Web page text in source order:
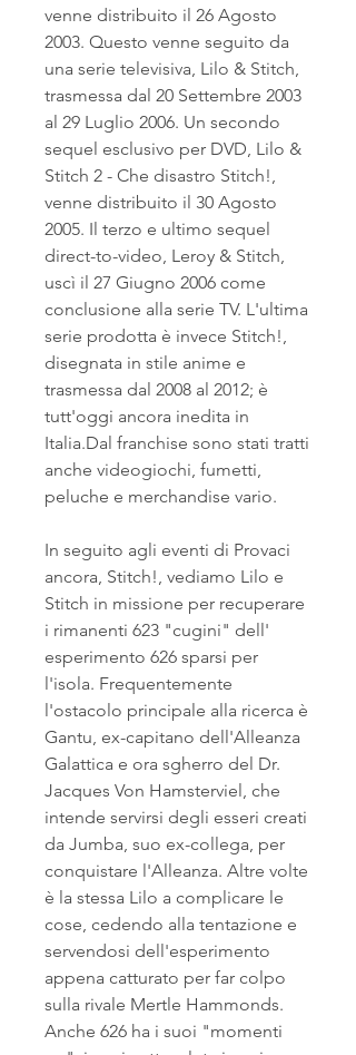
venne distribuito il 26 Agosto
2003. Questo venne seguito da
una serie televisiva, Lilo & Stitch,
trasmessa dal 20 Settembre 2003
al 29 Luglio 2006. Un secondo
sequel esclusivo per DVD, Lilo &
Stitch 2 - Che disastro Stitch!,
venne distribuito il 30 Agosto
2005. Il terzo e ultimo sequel
direct-to-video, Leroy & Stitch,
uscì il 27 Giugno 2006 come
conclusione alla serie TV. L'ultima
serie prodotta è invece Stitch!,
disegnata in stile anime e
trasmessa dal 2008 al 2012; è
tutt'oggi ancora inedita in
Italia.Dal franchise sono stati tratti
anche videogiochi, fumetti,
peluche e merchandise vario.
In seguito agli eventi di Provaci
ancora, Stitch!, vediamo Lilo e
Stitch in missione per recuperare
i rimanenti 623 "cugini" dell'
esperimento 626 sparsi per
l'isola. Frequentemente
l'ostacolo principale alla ricerca è
Gantu, ex-capitano dell'Alleanza
Galattica e ora sgherro del Dr.
Jacques Von Hamsterviel, che
intende servirsi degli esseri creati
da Jumba, suo ex-collega, per
conquistare l'Alleanza. Altre volte
è la stessa Lilo a complicare le
cose, cedendo alla tentazione e
servendosi dell'esperimento
appena catturato per far colpo
sulla rivale Mertle Hammonds.
Anche 626 ha i suoi "momenti